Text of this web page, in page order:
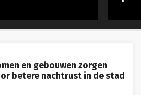
en gebouwen zorgen
betere nachtrust in de stad